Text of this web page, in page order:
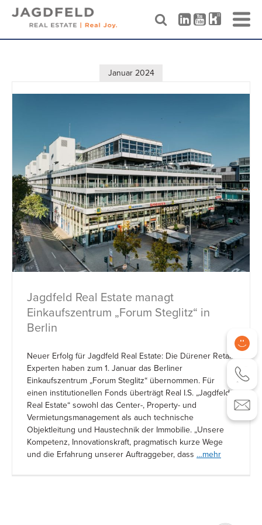
Skip
Januar 2024
Jagdfeld Real Estate managt
Einkaufszentrum „Forum Steglitz“ in
Berlin
Neuer Erfolg für Jagdfeld Real Estate: Die Dürener Retail-
Experten haben zum 1. Januar das Berliner
Einkaufszentrum „Forum Steglitz“ übernommen. Für
einen institutionellen Fonds überträgt Real I.S. „Jagdfeld
Real Estate“ sowohl das Center-, Property- und
Vermietungsmanagement als auch technische
Objektleitung und Haustechnik der Immobilie. „Unsere
Kompetenz, Innovationskraft, pragmatisch kurze Wege
und die Erfahrung unserer Auftraggeber, dass …mehr